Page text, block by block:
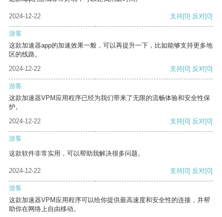
2024-12-22 支持[0] 反对[0]
游客
这款加速器app的加速效果一般，可以再提升一下，比如能够支持更多地
区的线路。
2024-12-22
支持[0] 反对[0]
游客
这款加速器VPM应用程序已经为我们带来了无限的流畅体验和安全性保
护。
2024-12-22
支持[0] 反对[0]
游客
这款软件非常实用，可以帮助我解决很多问题。
2024-12-22 支持[0] 反对[0]
游客
这款加速器VPM应用程序可以给你提供最高速度和安全性的连接，并帮
助你在网络上自由移动。